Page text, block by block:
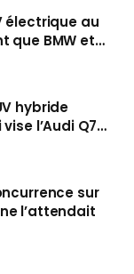
électrique au
que BMW et
hybride
l’Audi Q7
sur
l’attendait